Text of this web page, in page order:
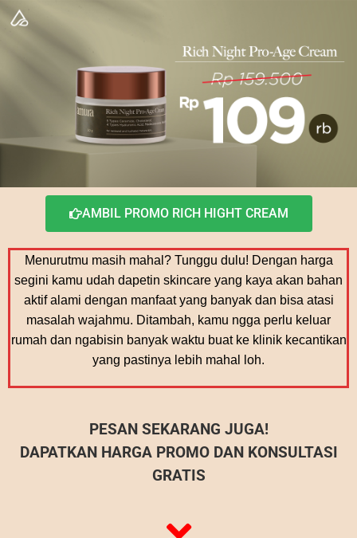
AMBIL PROMO RICH HIGHT CREAM
Menurutmu masih mahal? Tunggu dulu! Dengan harga
segini kamu udah dapetin skincare yang kaya akan bahan
aktif alami dengan manfaat yang banyak dan bisa atasi
masalah wajahmu. Ditambah, kamu ngga perlu keluar
rumah dan ngabisin banyak waktu buat ke klinik kecantikan
yang pastinya lebih mahal loh.
PESAN SEKARANG JUGA!
DAPATKAN HARGA PROMO DAN KONSULTASI
GRATIS